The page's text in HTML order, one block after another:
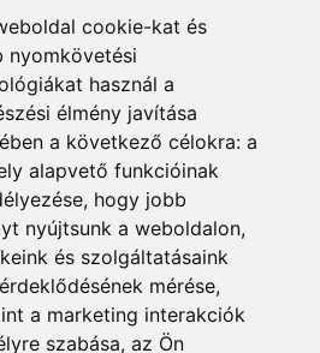
cookie-kat és
nyomkövetési
használ a
élmény javítása
a következő célokra: a
alapvető funkcióinak
, hogy jobb
nyújtsunk a weboldalon,
és szolgáltatásaink
mérése,
a marketing interakciók
szabása, az Ön
ingatlanok
ingatlanok